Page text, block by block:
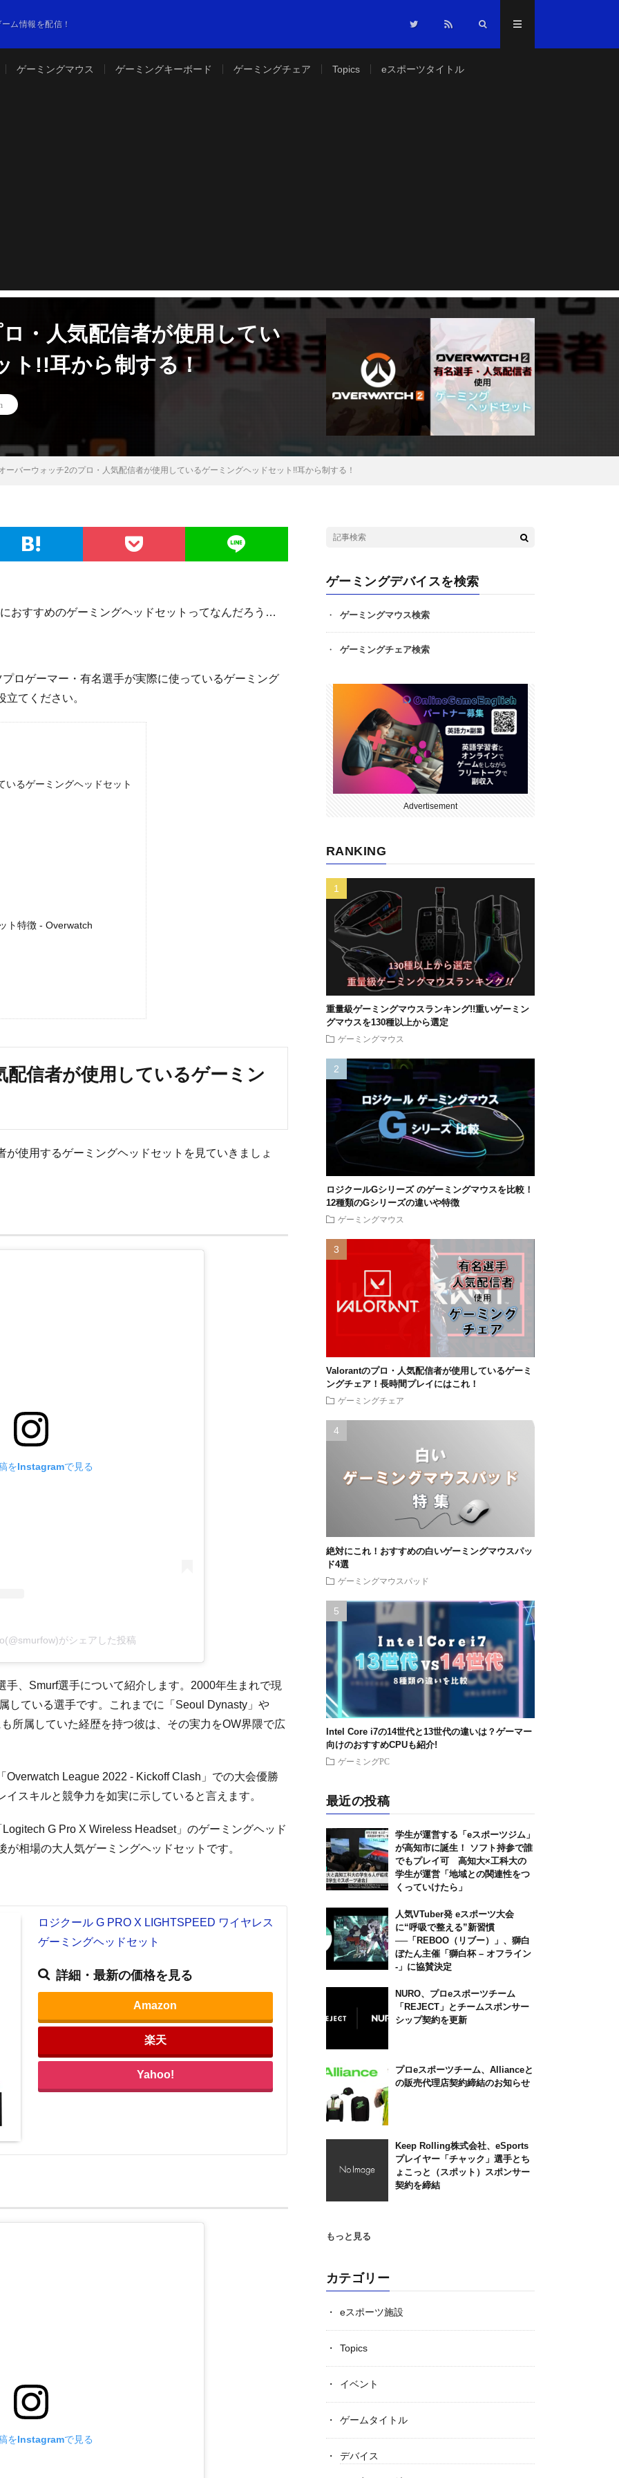
ム情報を配信！
ゲーミングマウス ゲーミングキーボード ゲーミングチェア Topics eスポーツタイトル
・人気配信者が使用してい
ト!!耳から制する！
ーバーウォッチ2のプロ・人気配信者が使用しているゲーミングヘッドセット!!耳から制する！
おすすめのゲーミングヘッドセットってなんだろう…
ロゲーマー・有名選手が実際に使っているゲーミング
てください。
るゲーミングヘッドセット
ト特徴 - Overwatch
信者が使用しているゲーミン
使用するゲーミングヘッドセットを見ていきましょ
をInstagramで見る
がシェアした投稿
、Smurf選手について紹介します。2000年生まれで現
している選手です。これまでに「Seoul Dynasty」や
所属していた経歴を持つ彼は、その実力をOW界隈で広
League 2022 - Kickoff Clash」での大会優勝
スキルと競争力を如実に示していると言えます。
G Pro X Wireless Headset」のゲーミングヘッド
相場の大人気ゲーミングヘッドセットです。
ロジクール G PRO X LIGHTSPEED ワイヤレス
ゲーミングヘッドセット
詳細・最新の価格を見る
Amazon
楽天
Yahoo!
をInstagramで見る
ゲーミングデバイスを検索
ゲーミングマウス検索
ゲーミングチェア検索
Advertisement
RANKING
重量級ゲーミングマウスランキング!!重いゲーミン
グマウスを130種以上から選定
ゲーミングマウス
ロジクールGシリーズ のゲーミングマウスを比較！
12種類のGシリーズの違いや特徴
ゲーミングマウス
Valorantのプロ・人気配信者が使用しているゲーミ
ングチェア！長時間プレイにはこれ！
ゲーミングチェア
絶対にこれ！おすすめの白いゲーミングマウスパッ
ド4選
ゲーミングマウスパッド
Intel Core i7の14世代と13世代の違いは？ゲーマー
向けのおすすめCPUも紹介!
ゲーミングPC
最近の投稿
学生が運営する「eスポーツジム」
が高知市に誕生！ ソフト持参で誰
でもプレイ可 高知大×工科大の
学生が運営「地域との関連性をつ
くっていけたら」
人気VTuber発 eスポーツ大会
に“呼吸で整える”新習慣
──「REBOO（リブー）」、獅白
ぼたん主催「獅白杯 – オフライン
-」に協賛決定
NURO、プロeスポーツチーム
「REJECT」とチームスポンサー
シップ契約を更新
プロeスポーツチーム、Allianceと
の販売代理店契約締結のお知らせ
Keep Rolling株式会社、eSports
プレイヤー「チャック」選手とち
ょこっと（スポット）スポンサー
契約を締結
もっと見る
カテゴリー
eスポーツ施設
Topics
イベント
ゲームタイトル
デバイス